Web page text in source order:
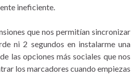
ineficiente.
que nos permitían sincronizar
ni 2 segundos en instalarme una
las opciones más sociales que nos
los marcadores cuando empiezas